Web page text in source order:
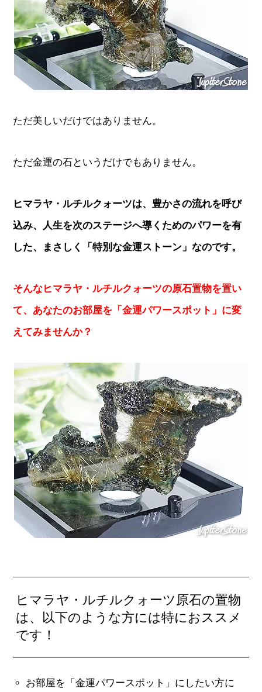
ただ美しいだけではありません。
ただ金運の石というだけでもありません。
ヒマラヤ・ルチルクォーツは、豊かさの流れを呼び
込み、人生を次のステージへ導くためのパワーを有
した、まさしく「特別な金運ストーン」なのです。
そんなヒマラヤ・ルチルクォーツの原石置物を置い
て、あなたのお部屋を「金運パワースポット」に変
えてみませんか？
ヒマラヤ・ルチルクォーツ原石の置物
は、以下のような方には特におススメ
です！
お部屋を「金運パワースポット」にしたい方に